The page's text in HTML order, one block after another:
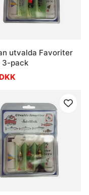
utvalda Favoriter
3-pack